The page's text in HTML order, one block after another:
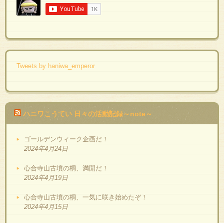
Tweets by haniwa_emperor
ハニワこうてい 日々の活動記録～note～
ゴールデンウィーク企画だ！
2024年4月24日
心合寺山古墳の桐、満開だ！
2024年4月19日
心合寺山古墳の桐、一気に咲き始めたぞ！
2024年4月15日